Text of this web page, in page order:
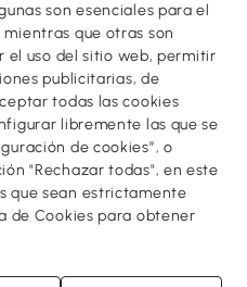
son esenciales para el
que otras son
el uso del sitio web, permitir
publicitarias, de
todas las cookies
libremente las que se
de cookies”, o
"Rechazar todas", en este
que sean estrictamente
de Cookies para obtener